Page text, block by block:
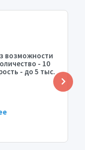
возможности
- 10
- до 5 тыс.